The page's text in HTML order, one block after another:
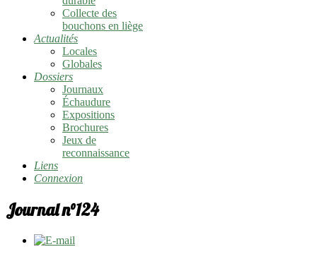
Collecte des
bouchons en liège
Actualités
Locales
Globales
Dossiers
Journaux
Échaudure
Expositions
Brochures
Jeux de
reconnaissance
Liens
Connexion
Journal n°124